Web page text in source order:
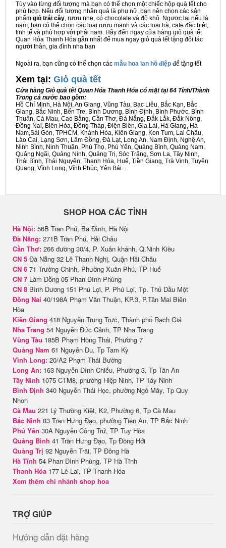
Tùy vào từng đối tượng mà bạn có thể chọn một chiếc hộp quà tết cho
phù hợp. Nếu đối tượng nhận quà là phụ nữ, bạn nên chọn các sản
phẩm giỏ trái cây, rượu nhẹ, có chocolate và đồ khô. Ngược lại nếu là
nam, bạn có thể chọn các loại rượu mạnh và các loại trà, cafe đặc biệt,
tinh tế và phù hợp với phái nam. Hãy đến ngay cửa hàng giỏ quà tết
Quan Hóa Thanh Hóa gần nhất để mua ngay giỏ quà tết tặng đối tác
người thân, gia đình nha bạn
Ngoài ra, bạn cũng có thể chọn các mẫu hoa lan hồ điệp để tặng tết
Xem tại: Giỏ quà tết
Cửa hàng Giỏ quà tết Quan Hóa Thanh Hóa có mặt tại 64 Tỉnh/Thành
Trong cả nước bao gồm:
Hồ Chí Minh, Hà Nội, An Giang, Vũng Tàu, Bạc Liêu, Bắc Kạn, Bắc
Giang, Bắc Ninh, Bến Tre, Bình Dương, Bình Định, Bình Phước, Bình
Thuận, Cà Mau, Cao Bằng, Cần Thơ, Đà Nẵng, Đắk Lắk, Đắk Nông,
Đồng Nai, Biên Hòa, Đồng Tháp, Điện Biên, Gia Lai, Hà Giang, Hà
Nam,Sài Gòn, TPHCM, Khánh Hòa, Kiên Giang, Kon Tum, Lai Châu,
Lào Cai, Lạng Sơn, Lâm Đồng, Đà Lạt, Long An, Nam Định, Nghệ An,
Ninh Bình, Ninh Thuận, Phú Thọ, Phú Yên, Quảng Bình, Quảng Nam,
Quảng Ngãi, Quảng Ninh, Quảng Trị, Sóc Trăng, Sơn La, Tây Ninh,
Thái Bình, Thái Nguyên, Thanh Hóa, Huế, Tiền Giang, Trà Vinh, Tuyên
Quang, Vĩnh Long, Vĩnh Phúc, Yên Bái...
SHOP HOA CÁC TỈNH
Hà Nội: 56B Trần Phú, Ba Đình, Hà Nội
Đà Nẵng: 271B Trần Phú, Hải Châu
Cần Thơ: 266 đường 30/4, P. Xuân khánh, Q.Ninh Kiều
CN 5 Đà Nẵng 32 Lê Thanh Nghị, Quận Hải Châu
CN 6 71 Trường Chinh, Phường Xuân Phú, TP Huế
CN 7 Lâm Đồng 05 Phan Đình Phùng
CN 8 Bình Dương 151 Phú Lợi, P. Phú Lợi, Tp. Thủ Dầu Một
Đồng Nai 40/198A Phạm Văn Thuận, KP.3, P.Tân Mai Biên
Hòa
Kiên Giang 418 Nguyễn Trung Trực, Thành phố Rạch Giá
Nha Trang 54 Nguyễn Đức Cảnh, TP Nha Trang
Vũng Tàu 185B Phạm Hồng Thái, Phường 7
Quảng Nam 61 Nguyễn Du, Tp Tam Kỳ
Vĩnh Long: 20/A2 Phạm Thái Bường
Long An: 163 Nguyễn Đình Chiểu, Phường 3, Tp Tân An
Tây Ninh 1075 CTM8, phường Hiệp Ninh, TP Tây Ninh
Bình Định 340 Nguyễn Thái Học, phường Ngô Mây, Tp Quy
Nhơn
Cà Mau 221 Lý Thường Kiệt, K2, Phường 6, Tp Cà Mau
Bắc Ninh 83 Trần Hưng Đạo, phường Tiền An, TP Bắc Ninh
Phú Yên 30A Nguyễn Công Trứ, TP Tuy Hòa
Quảng Bình 41 Trần Hưng Đạo, Tp Đồng Hới
Quảng Trị 92 Nguyễn Trãi, TP Đông Hà
Hà Tĩnh 54 Phan Đình Phùng, TP Hà Tĩnh
Thanh Hóa 177 Lê Lai, TP Thanh Hóa
Xem thêm chi nhánh shop hoa
TRỢ GIÚP
Hướng dẫn đặt hàng